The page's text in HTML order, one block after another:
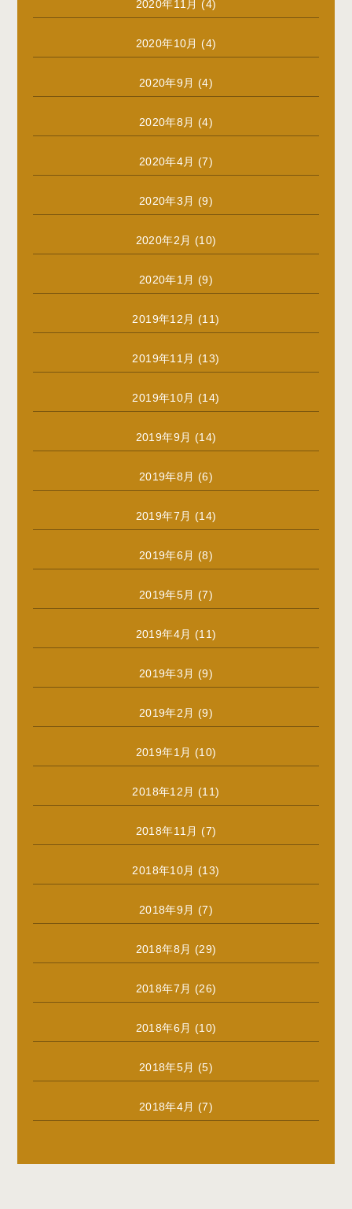
2020年11月 (4)
2020年10月 (4)
2020年9月 (4)
2020年8月 (4)
2020年4月 (7)
2020年3月 (9)
2020年2月 (10)
2020年1月 (9)
2019年12月 (11)
2019年11月 (13)
2019年10月 (14)
2019年9月 (14)
2019年8月 (6)
2019年7月 (14)
2019年6月 (8)
2019年5月 (7)
2019年4月 (11)
2019年3月 (9)
2019年2月 (9)
2019年1月 (10)
2018年12月 (11)
2018年11月 (7)
2018年10月 (13)
2018年9月 (7)
2018年8月 (29)
2018年7月 (26)
2018年6月 (10)
2018年5月 (5)
2018年4月 (7)